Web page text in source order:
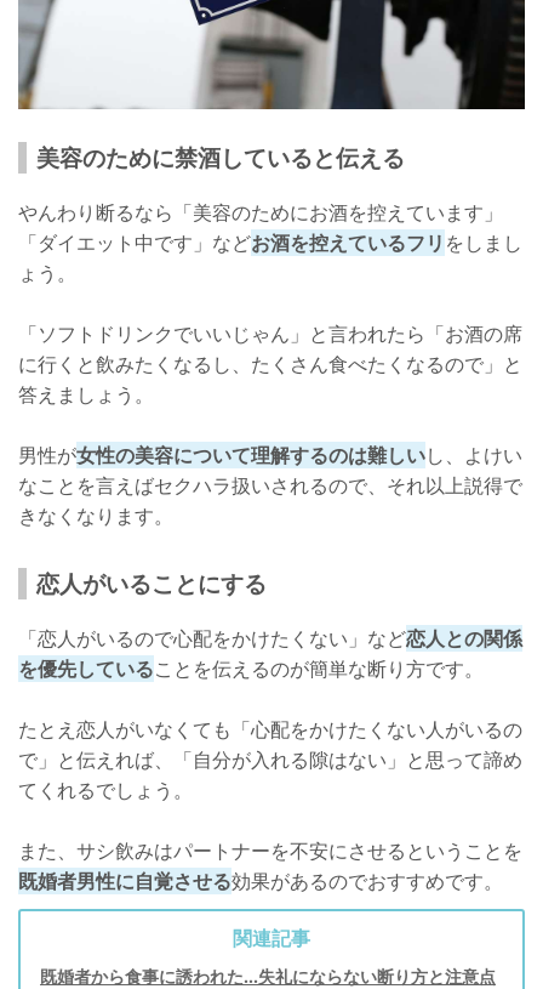
美容のために禁酒していると伝える
やんわり断るなら「美容のためにお酒を控えています」
「ダイエット中です」などお酒を控えているフリ をしまし
ょう。
「ソフトドリンクでいいじゃん」と言われたら「お酒の席
に行くと飲みたくなるし、たくさん食べたくなるので」と
答えましょう。
男性が女性の美容について理解するのは難しいし、よけい
なことを言えばセクハラ扱いされるので、それ以上説得で
きなくなります。
恋人がいることにする
「恋人がいるので心配をかけたくない」など恋人との関係
を優先していることを伝えるのが簡単な断り方です。
たとえ恋人がいなくても「心配をかけたくない人がいるの
で」と伝えれば、「自分が入れる隙はない」と思って諦め
てくれるでしょう。
また、サシ飲みはパートナーを不安にさせるということを
既婚者男性に自覚させる効果があるのでおすすめです。
関連記事
既婚者から食事に誘われた...失礼にならない断り方と注意点